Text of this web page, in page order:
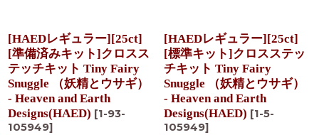
[HAEDレギュラー][25ct]
[準備済みキット]クロスス
テッチキット Tiny Fairy
Snuggle （妖精とウサギ）
- Heaven and Earth
Designs(HAED) [1-93-
105949]
[HAEDレギュラー][25ct]
[標準キット]クロスステッ
チキット Tiny Fairy
Snuggle （妖精とウサギ）
- Heaven and Earth
Designs(HAED) [1-5-
105949]